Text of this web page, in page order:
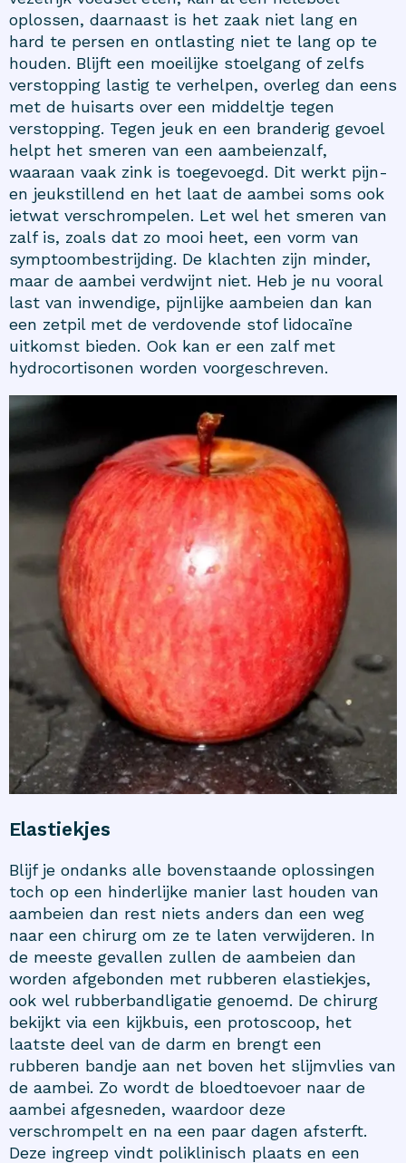
oplossen, daarnaast is het zaak niet lang en
hard te persen en ontlasting niet te lang op te
houden. Blijft een moeilijke stoelgang of zelfs
verstopping lastig te verhelpen, overleg dan eens
met de huisarts over een middeltje tegen
verstopping. Tegen jeuk en een branderig gevoel
helpt het smeren van een aambeienzalf,
waaraan vaak zink is toegevoegd. Dit werkt pijn-
en jeukstillend en het laat de aambei soms ook
ietwat verschrompelen. Let wel het smeren van
zalf is, zoals dat zo mooi heet, een vorm van
symptoombestrijding. De klachten zijn minder,
maar de aambei verdwijnt niet. Heb je nu vooral
last van inwendige, pijnlijke aambeien dan kan
een zetpil met de verdovende stof lidocaïne
uitkomst bieden. Ook kan er een zalf met
hydrocortisonen worden voorgeschreven.
Elastiekjes
Blijf je ondanks alle bovenstaande oplossingen
toch op een hinderlijke manier last houden van
aambeien dan rest niets anders dan een weg
naar een chirurg om ze te laten verwijderen. In
de meeste gevallen zullen de aambeien dan
worden afgebonden met rubberen elastiekjes,
ook wel rubberbandligatie genoemd. De chirurg
bekijkt via een kijkbuis, een protoscoop, het
laatste deel van de darm en brengt een
rubberen bandje aan net boven het slijmvlies van
de aambei. Zo wordt de bloedtoevoer naar de
aambei afgesneden, waardoor deze
verschrompelt en na een paar dagen afsterft.
Deze ingreep vindt poliklinisch plaats en een